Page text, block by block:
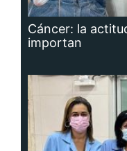
Cáncer: la
importan